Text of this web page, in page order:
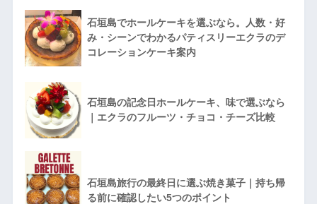
石垣島でホールケーキを選ぶなら。人数・好
み・シーンでわかるパティスリーエクラのデ
コレーションケーキ案内
石垣島の記念日ホールケーキ、味で選ぶなら
｜エクラのフルーツ・チョコ・チーズ比較
石垣島旅行の最終日に選ぶ焼き菓子｜持ち帰
る前に確認したい5つのポイント